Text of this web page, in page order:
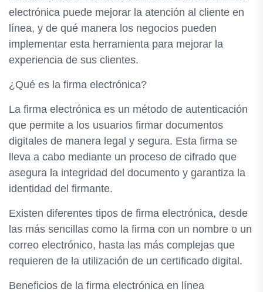
electrónica puede mejorar la atención al cliente en
línea, y de qué manera los negocios pueden
implementar esta herramienta para mejorar la
experiencia de sus clientes.
¿Qué es la firma electrónica?
La firma electrónica es un método de autenticación
que permite a los usuarios firmar documentos
digitales de manera legal y segura. Esta firma se
lleva a cabo mediante un proceso de cifrado que
asegura la integridad del documento y garantiza la
identidad del firmante.
Existen diferentes tipos de firma electrónica, desde
las más sencillas como la firma con un nombre o un
correo electrónico, hasta las más complejas que
requieren de la utilización de un certificado digital.
Beneficios de la firma electrónica en línea